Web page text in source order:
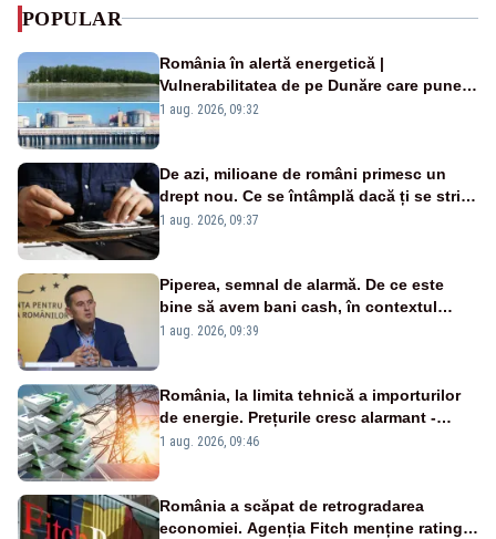
POPULAR
România în alertă energetică |
Vulnerabilitatea de pe Dunăre care pune
în pericol Centrala Cernavodă era
1 aug. 2026, 09:32
De azi, milioane de români primesc un
drept nou. Ce se întâmplă dacă ți se strică
un produs
1 aug. 2026, 09:37
Piperea, semnal de alarmă. De ce este
bine să avem bani cash, în contextul
alertei energetice?
1 aug. 2026, 09:39
România, la limita tehnică a importurilor
de energie. Prețurile cresc alarmant -
Analiză Realitatea Plus
1 aug. 2026, 09:46
România a scăpat de retrogradarea
economiei. Agenția Fitch menține ratingul